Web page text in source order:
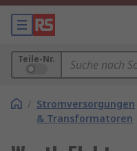
Teile-Nr.
/ Stromversorgungen
& Transformatoren